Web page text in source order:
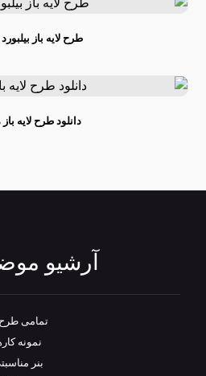
طرح لایه باز
دانلود طرح لایه
آرشیو
تمامی
نمونه
بنر